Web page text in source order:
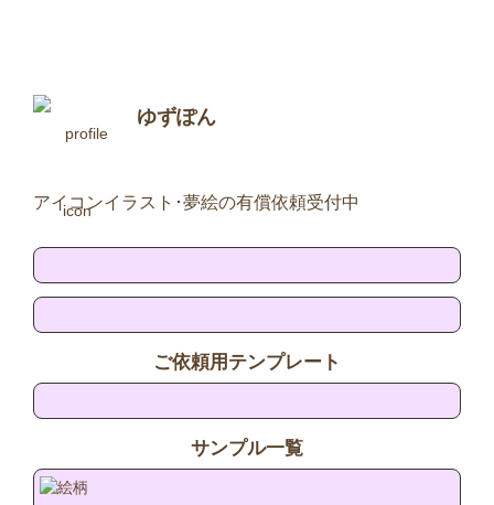
ゆずぽん
アイコンイラスト･夢絵の有償依頼受付中
ご依頼用テンプレート
サンプル一覧